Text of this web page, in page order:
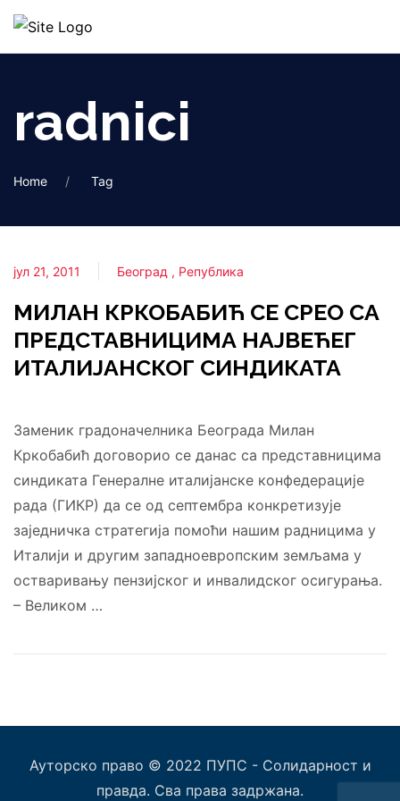
radnici
Home Tag
јул 21, 2011 Београд Република
МИЛАН КРКОБАБИЋ СЕ СРЕО СА
ПРЕДСТАВНИЦИМА НАЈВЕЋЕГ
ИТАЛИЈАНСКОГ СИНДИКАТА
Заменик градоначелника Београда Милан
Кркобабић договорио се данас са представницима
синдиката Генералне италијанске конфедерације
рада (ГИКР) да се од септембра конкретизује
заједничка стратегија помоћи нашим радницима у
Италији и другим западноевропским земљама у
остваривању пензијског и инвалидског осигурања.
– Великом …
Ауторско право © 2022 ПУПС - Солидарност и
правда. Сва права задржана.